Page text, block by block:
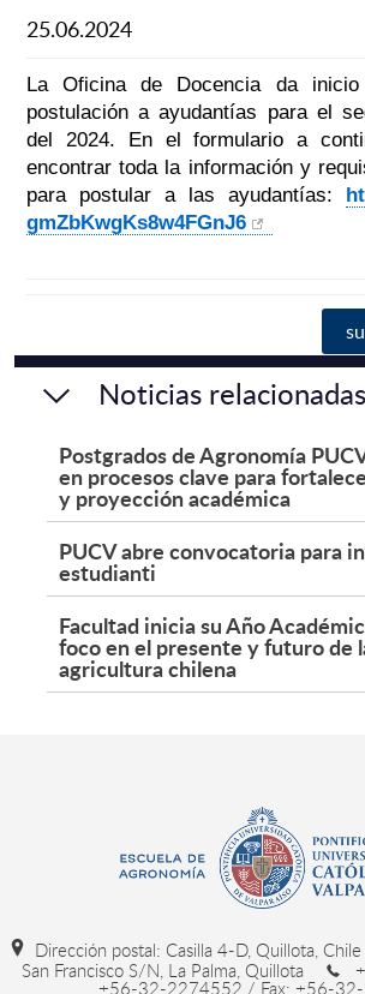
25.06.2024
La Oficina de Docencia da
postulación a ayudantías para el
del 2024. En el formulario a
encontrar toda la información y
para postular a las ayudantías:
gmZbKwgKs8w4FGnJ6
Noticias relacionadas
Postgrados de Agronomía
en procesos clave para
y proyección académica
PUCV abre convocatoria para
estudianti
Facultad inicia su Año
foco en el presente y futuro de
agricultura chilena
Dirección postal: Casilla 4-D, Quillota,
San Francisco S/N, La Palma, Quillota
+56-32-2274552 / Fax: +56-